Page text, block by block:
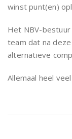
winst punt(en)
Het NBV-
team dat na
alternatieve
Allemaal heel